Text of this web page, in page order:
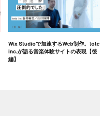
Wix Studioで加速するWeb制作。tote
inc.が語る音楽体験サイトの表現【後
編】